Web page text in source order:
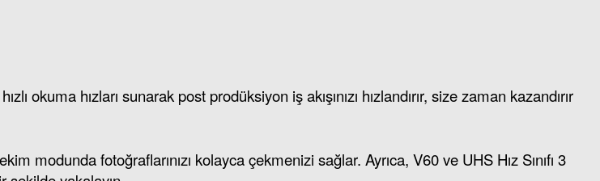
hızları sunarak post prodüksiyon iş akışınızı hızlandırır, size zaman kazandırır
modunda fotoğraflarınızı kolayca çekmenizi sağlar. Ayrıca, V60 ve UHS Hız Sınıfı 3